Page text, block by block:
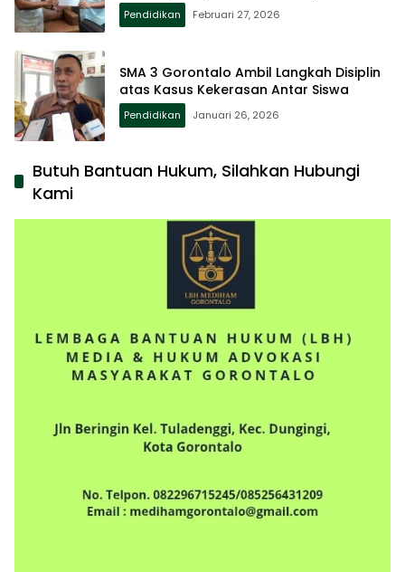
Pendidikan Februari 27, 2026
SMA 3 Gorontalo Ambil Langkah Disiplin
atas Kasus Kekerasan Antar Siswa
Pendidikan Januari 26, 2026
Butuh Bantuan Hukum, Silahkan Hubungi
Kami